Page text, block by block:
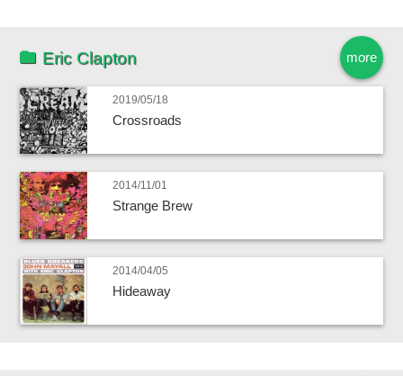
more
Eric Clapton
2019/05/18
Crossroads
2014/11/01
Strange Brew
2014/04/05
Hideaway